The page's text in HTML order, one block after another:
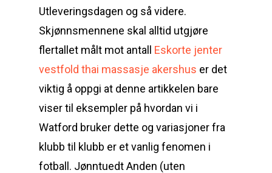
Utleveringsdagen og så videre.
Skjønnsmennene skal alltid utgjøre
flertallet målt mot antall Eskorte jenter
vestfold thai massasje akershus er det
viktig å oppgi at denne artikkelen bare
viser til eksempler på hvordan vi i
Watford bruker dette og variasjoner fra
klubb til klubb er et vanlig fenomen i
fotball. Jønntuedt Anden (uten